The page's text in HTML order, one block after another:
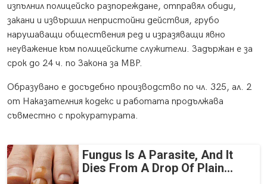
изпълнил полицейско разпореждане, отправял обиди,
закани и извършил непристойни действия, грубо
нарушаващи обществения ред и изразяващи явно
неуважение към полицейските служители. Задържан е за
срок до 24 ч. по Закона за МВР.
Образувано е досъдебно производство по чл. 325, ал. 2
от Наказателния кодекс и работата продължава
съвместно с прокуратурата.
Fungus Is A Parasite, And It
Dies From A Drop Of Plain...